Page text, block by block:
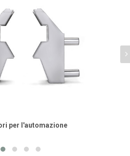
per l'automazione